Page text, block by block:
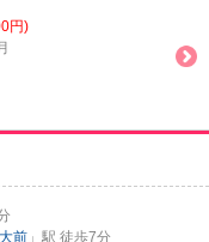
円)
前 」駅 徒歩7分